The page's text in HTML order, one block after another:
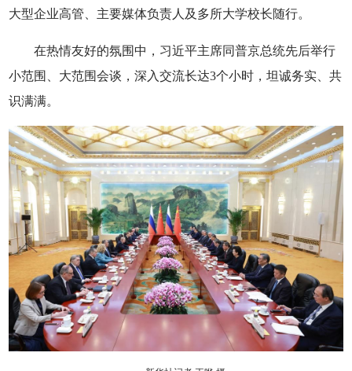
大型企业高管、主要媒体负责人及多所大学校长随行。
在热情友好的氛围中，习近平主席同普京总统先后举行
小范围、大范围会谈，深入交流长达3个小时，坦诚务实、共
识满满。